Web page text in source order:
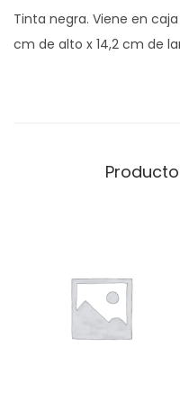
Tinta negra. Viene en
cm de alto x 14,2 cm de